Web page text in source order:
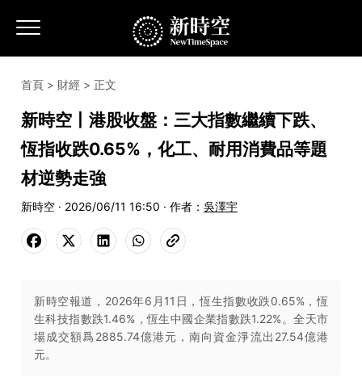
首頁 > 財經 > 正文
新時空丨港股收盤：三大指數繼續下跌、
恆指收跌0.65%，化工、耐用消費品等題
材逆勢走強
新時空 · 2026/06/11 16:50 · 作者： 吳澤宇
新時空報道，2026年6月11日，恆生指數收跌0.65%，恆
生科技指數跌1.46%，恆生中國企業指數跌1.22%。全天市
場成交額爲2885.74億港元，南向資金淨流出27.54億港
元。